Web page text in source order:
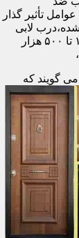
تأثیر گذار
لابی
لوکس می‌تواند ارزش هر متر مربع از آپارتمان را ۱۰۰ تا ۵۰۰ هزار
گویند که